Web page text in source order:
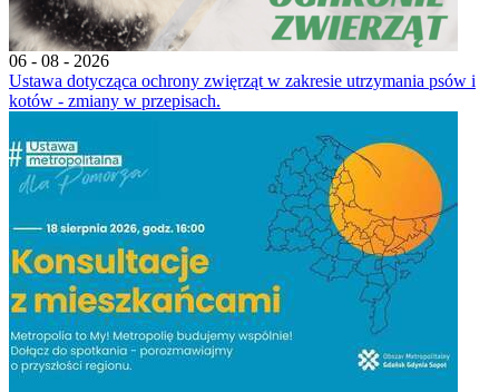
06 - 08 - 2026
Ustawa dotycząca ochrony zwięrząt w zakresie utrzymania psów i
kotów - zmiany w przepisach.